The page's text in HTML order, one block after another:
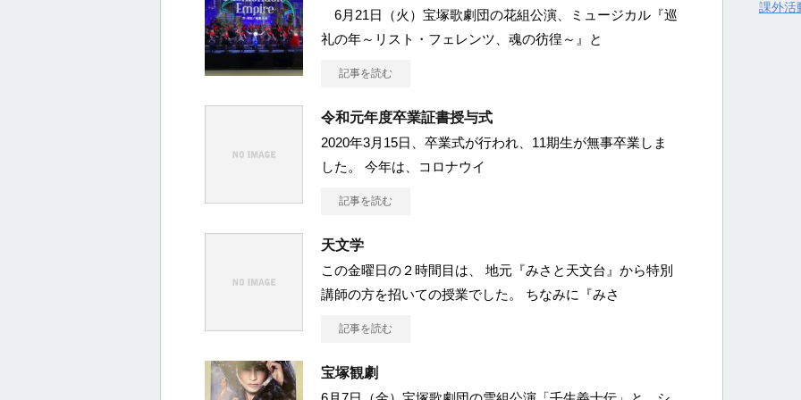
6月21日（火）宝塚歌劇団の花組公演、ミュージカル『巡
礼の年～リスト・フェレンツ、魂の彷徨～』と
記事を読む
令和元年度卒業証書授与式
2020年3月15日、卒業式が行われ、11期生が無事卒業しま
した。 今年は、コロナウイ
記事を読む
天文学
この金曜日の２時間目は、 地元『みさと天文台』から特別
講師の方を招いての授業でした。 ちなみに『みさ
記事を読む
宝塚観劇
課外活